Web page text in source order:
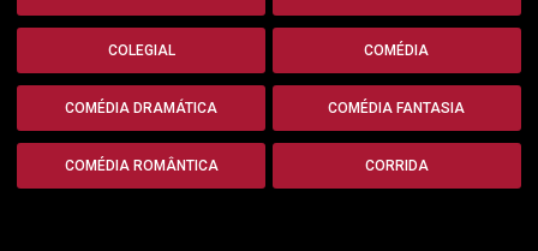
COLEGIAL COMÉDIA
COMÉDIA DRAMÁTICA COMÉDIA FANTASIA
COMÉDIA ROMÂNTICA CORRIDA